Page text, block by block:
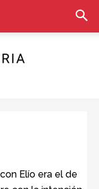
Elío era el de